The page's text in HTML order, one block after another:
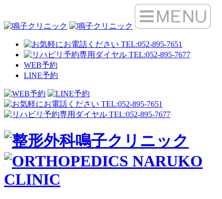
WEB予約
LINE予約